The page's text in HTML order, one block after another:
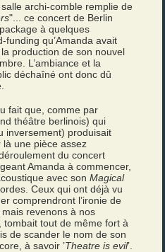
archi-comble remplie de
"... ce concert de Berlin
à quelques
funding qu’Amanda avait
production de son nouvel
L’ambiance et la
déchaîné ont donc dû
fait que, comme par
théâtre berlinois) qui
inversement) produisait
une pièce assez
du concert
Amanda à commencer,
avec sonMagical
Ceux qui ont déjà vu
comprendront l’ironie de
revenons à nos
tout de même fort à
de scander le nom de son
à savoir ’Theatre isevil’.